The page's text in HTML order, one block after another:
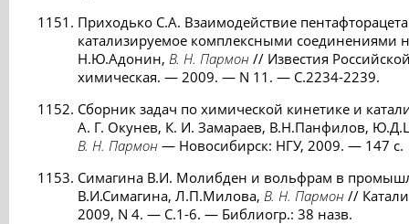
Приходько С.А. Взаимодействие
катализируемое комплексными соединениями
Н.Ю.Адонин, В. Н. Пармон // Известия
химическая. — 2009. — N 11. — С.2234-2239.
Сборник задач по химической кинетике и
А. Г. Окунев, К. И. Замараев, В.Н.Панфилов,
В. Н. Пармон — Новосибирск: НГУ, 2009. — 147 с.
Симагина В.И. Молибден и вольфрам в
В.И.Симагина, Л.П.Милова, В. Н. Пармон //
2009, N 4. — С.1-6. — Библиогр.: 38 назв.